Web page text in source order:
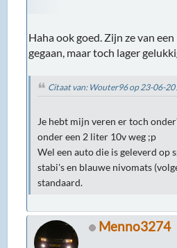
Haha ook goed. Zijn ze van
gegaan, maar toch lager
Citaat van: Wouter96 op 23-06-
Je hebt mijn veren er toch
onder een 2 liter 10v weg ;p
Wel een auto die is geleverd op
stabi's en blauwe nivomats
standaard.
Menno3274